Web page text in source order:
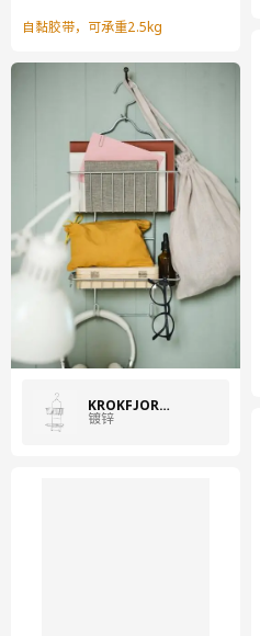
自黏胶带，可承重2.5kg
KROKFJORDEN 克约登
镀锌